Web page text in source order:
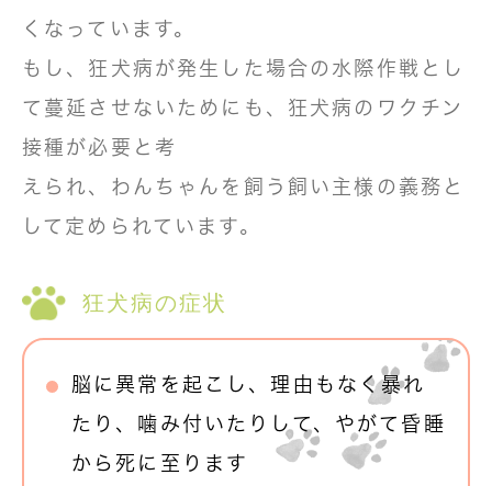
くなっています。
もし、狂犬病が発生した場合の水際作戦とし
て蔓延させないためにも、狂犬病のワクチン
接種が必要と考
えられ、わんちゃんを飼う飼い主様の義務と
して定められています。
狂犬病の症状
脳に異常を起こし、理由もなく暴れ
たり、噛み付いたりして、やがて昏睡
から死に至ります